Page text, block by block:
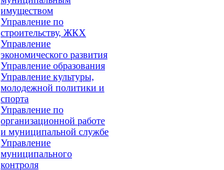
имуществом
Управление по
строительству, ЖКХ
Управление
экономического развития
Управление образования
Управление культуры,
молодежной политики и
спорта
Управление по
организационной работе
и муниципальной службе
Управление
муниципального
контроля